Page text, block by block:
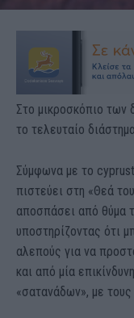
Στο μικροσκόπιο των
το τελευταίο
Σύμφωνα με το
πιστεύει στη «Θεά
αποσπάσει από θύμα
υποστηρίζοντας ότι
αλεπούς για να
και από μία
«σατανάδων», με τους